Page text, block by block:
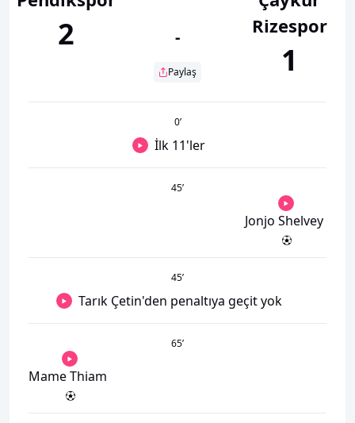
2 -
Paylaş
Rizespor
1
0’
İlk 11'ler
45’
Jonjo Shelvey
45’
Tarık Çetin'den penaltıya geçit yok
65’
Mame Thiam